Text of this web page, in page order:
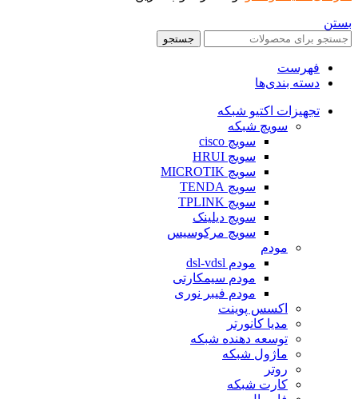
بستن
جستجو
فهرست
دسته بندی‌ها
تجهیزات اکتیو شبکه
سویچ شبکه
سویچ cisco
سویچ HRUI
سویچ MICROTIK
سویچ TENDA
سویچ TPLINK
سویچ دیلینک
سویچ مرکوسیس
مودم
مودم dsl-vdsl
مودم سیمکارتی
مودم فیبر نوری
اکسس پوینت
مدیا کانورتر
توسعه دهنده شبکه
ماژول شبکه
روتر
کارت شبکه